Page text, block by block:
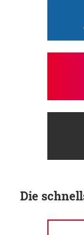
Die